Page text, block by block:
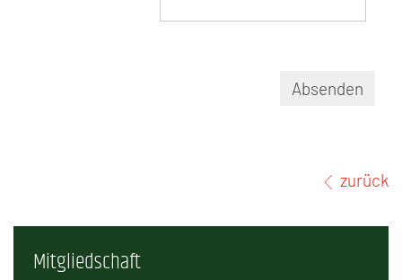
Absenden
zurück
Mitgliedschaft